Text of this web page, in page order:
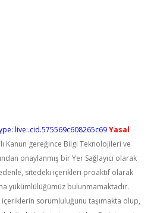
live:.cid.575569c608265c69Yasal
Kanun gereğince Bilgi Teknolojileri ve
onaylanmış bir Yer Sağlayıcı olarak
sitedeki içerikleri proaktif olarak
yükümlülüğümüz bulunmamaktadır.
içeriklerin sorumluluğunu taşımakta olup,